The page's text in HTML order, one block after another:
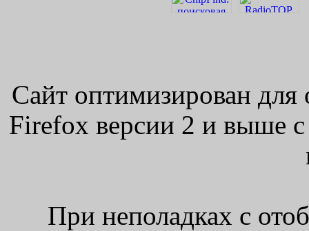
Сайт оптимизирован для
Firefox версии 2 и выше
При неполадках с